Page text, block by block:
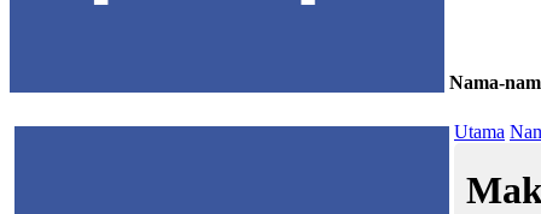
Nama-
Utama